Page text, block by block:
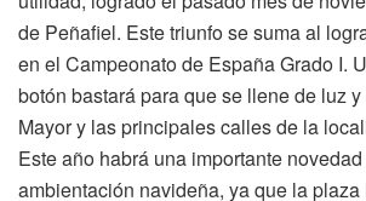
de Peñafiel. Este triunfo se suma al
en el Campeonato de España Grado I.
botón bastará para que se llene de luz
Mayor y las principales calles de la
Este año habrá una importante
ambientación navideña, ya que la plaza